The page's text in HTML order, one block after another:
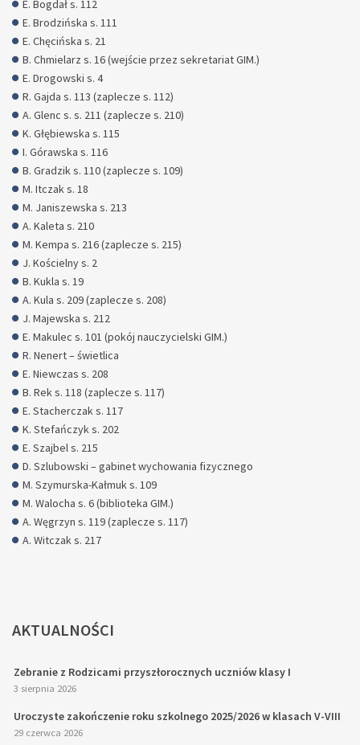
E. Bogdał s. 112
E. Brodzińska s. 111
E. Chęcińska s. 21
B. Chmielarz s. 16 (wejście przez sekretariat GIM.)
E. Drogowski s. 4
R. Gajda s. 113 (zaplecze s. 112)
A. Glenc s. s. 211 (zaplecze s. 210)
K. Głębiewska s. 115
I. Górawska s. 116
B. Gradzik s. 110 (zaplecze s. 109)
M. Itczak s. 18
M. Janiszewska s. 213
A. Kaleta s. 210
M. Kempa s. 216 (zaplecze s. 215)
J. Kościelny s. 2
B. Kukla s. 19
A. Kula s. 209 (zaplecze s. 208)
J. Majewska s. 212
E. Makulec s. 101 (pokój nauczycielski GIM.)
R. Nenert – świetlica
E. Niewczas s. 208
B. Rek s. 118 (zaplecze s. 117)
E. Stacherczak s. 117
K. Stefańczyk s. 202
E. Szajbel s. 215
D. Szlubowski – gabinet wychowania fizycznego
M. Szymurska-Kałmuk s. 109
M. Walocha s. 6 (biblioteka GIM.)
A. Węgrzyn s. 119 (zaplecze s. 117)
A. Witczak s. 217
AKTUALNOŚCI
Zebranie z Rodzicami przyszłorocznych uczniów klasy I
3 sierpnia 2026
Uroczyste zakończenie roku szkolnego 2025/2026 w klasach V-VIII
29 czerwca 2026